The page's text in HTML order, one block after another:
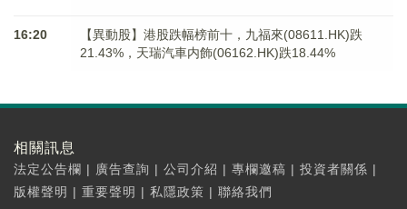
16:20
【異動股】港股跌幅榜前十，九福來(08611.HK)跌
21.43%，天瑞汽車内飾(06162.HK)跌18.44%
相關訊息
法定公告欄 | 廣告查詢 | 公司介紹 | 專欄邀稿 | 投資者關係 |
版權聲明 | 重要聲明 | 私隱政策 | 聯絡我們